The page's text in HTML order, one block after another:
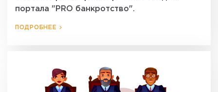
портала "PRO банкротство".
ПОДРОБНЕЕ